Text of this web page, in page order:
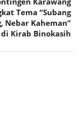
Tema “Subang
Nebar Kaheman”
di Kirab Binokasih